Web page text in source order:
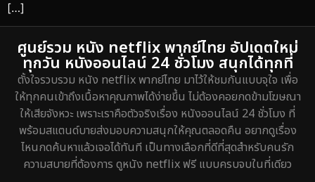
[…]
ศูนย์รวม หนัง netflix พากย์ไทย อัปเดตใหม่
ทุกวัน หนังออนไลน์ 24 ชั่วโมง สนุกได้ทุกที่
ตั้งใจรวบรวม หนัง netflix พากย์ไทย มาไว้ให้ชมกันแบบจุใจ เพื่อ
ให้ทุกคนเข้าถึงเนื้อหาคุณภาพได้ง่ายขึ้น ไม่ต้องคอยกดข้ามโฆษณา
ให้เสียจังหวะ เพราะเราคือตัวจริงเรื่อง หนังออนไลน์ 24 ชั่วโมง ที่
พร้อมสแตนด์บายส่งมอบความสนุกให้คุณตลอดคืน อยากดูเรื่อง
ไหนกดค้นหาแล้วเจอได้ทันที เป็นทางเลือกที่ดีที่สุดสำหรับคนรัก
ความสบายที่ต้องการ ดูหนัง netflix ฟรี แบบครบจบในที่เดียว